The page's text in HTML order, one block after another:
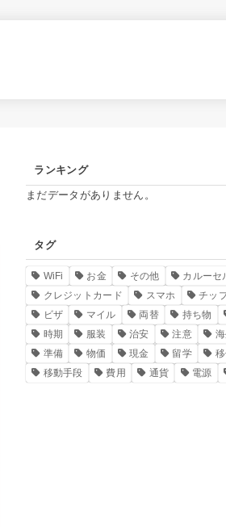
ランキング
まだデータがありません。
タグ
WiFi お金 その他
カルーセ
クレジットカード
スマホ チッ
ビザ
マイル 両替 持ち物
時期
服装 治安 注意
準備
物価 現金 留学
移動手段
費用 通貨 電源